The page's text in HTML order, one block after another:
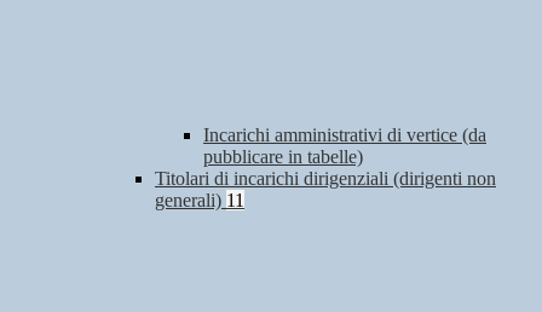
Incarichi amministrativi di vertice (da
pubblicare in tabelle)
Titolari di incarichi dirigenziali (dirigenti non
generali) 11